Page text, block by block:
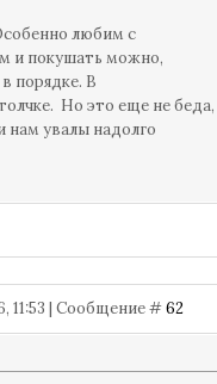
любим с
и покушать можно,
порядке. В
Но это еще не
нам увалы надолго
11:53 | Сообщение #62